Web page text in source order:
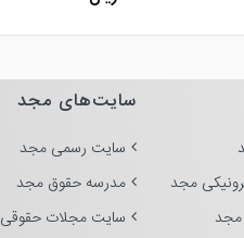
مجد
سایت‌های مجد
سایت رسمی مجد
مدرسه حقوق مجد
سایت مجلات حقوقی